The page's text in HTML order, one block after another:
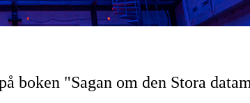
boken "Sagan om den Stora